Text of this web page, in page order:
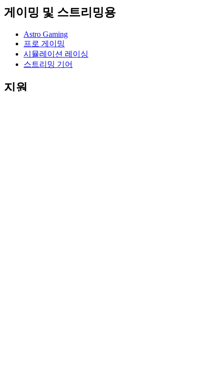
게이밍 및 스트리밍용
Astro Gaming
프로 게이밍
시뮬레이션 레이싱
스트리밍 기어
지원